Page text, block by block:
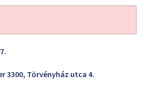
3300, Törvényház utca 4.